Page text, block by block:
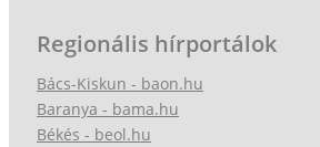
Regionális hírportálok
Bács-Kiskun - baon.hu
Baranya - bama.hu
Békés - beol.hu